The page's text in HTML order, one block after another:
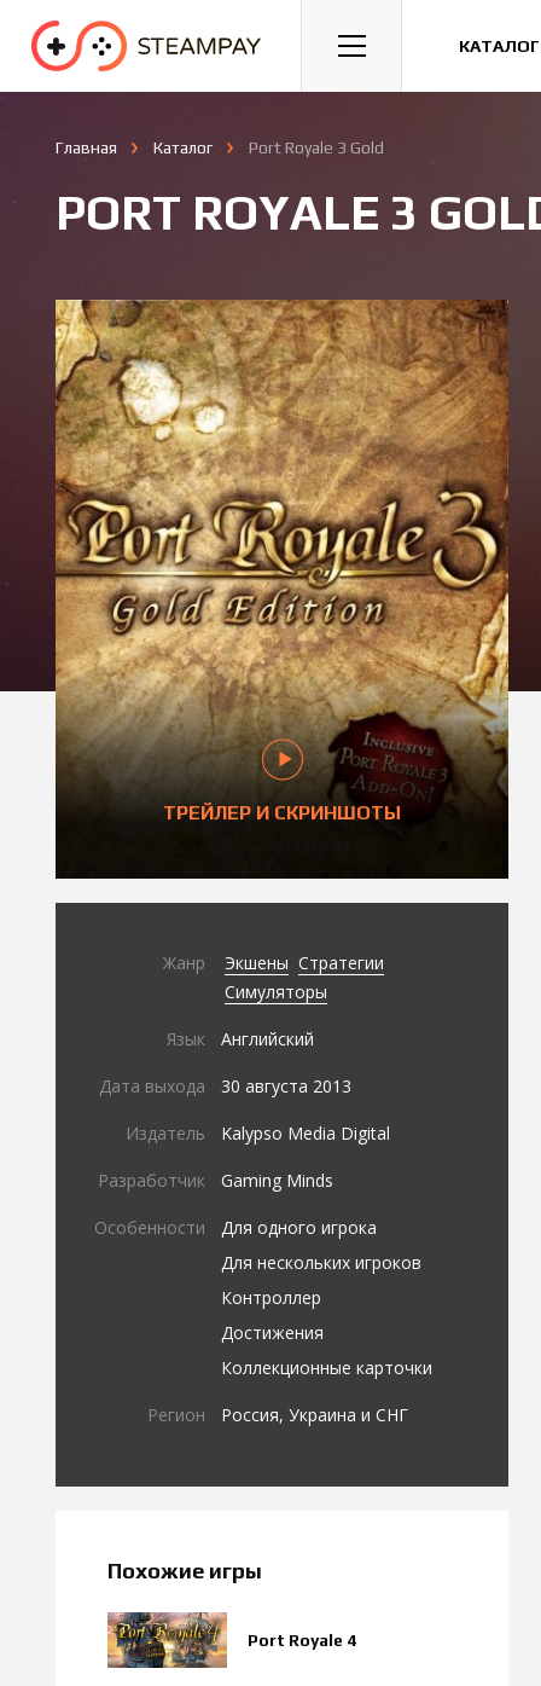
Спорт Гонки Казуальные
Главная Каталог Port Royale 3 Gold
PORT ROYALE 3
ТРЕЙЛЕР И СКРИНШОТЫ
Жанр Экшены Стратегии
Симуляторы
Язык Английский
Дата выхода 30 августа 2013
Издатель Kalypso Media Digital
Разработчик Gaming Minds
Особенности
Для одного игрока
Для нескольких игроков
Контроллер
Достижения
Коллекционные карточки
Регион Россия, Украина и СНГ
Похожие игры
Port Royale 4